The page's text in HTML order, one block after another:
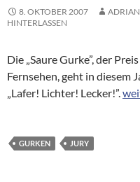
8. OKTOBER 2007
HINTERLASSEN
Die „Saure Gurke”, der
Fernsehen, geht in diesem
„Lafer! Lichter! Lecker!”.
GURKEN JURY